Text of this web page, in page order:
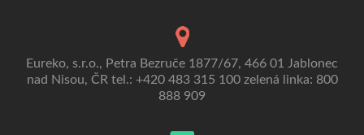
Eureko, s.r.o., Petra Bezruče 1877/67, 466 01 Jablonec
nad Nisou, ČR tel.: +420 483 315 100 zelená linka: 800
888 909